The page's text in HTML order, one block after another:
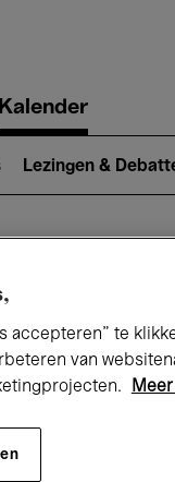
Kalender
Lezingen &
accepteren” te
van